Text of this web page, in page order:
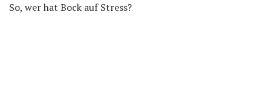
So, wer hat Bock auf Stress?